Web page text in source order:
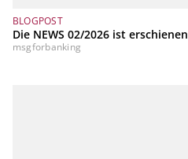
BLOGPOST
Die NEWS 02/2026 ist erschienen
msgforbanking